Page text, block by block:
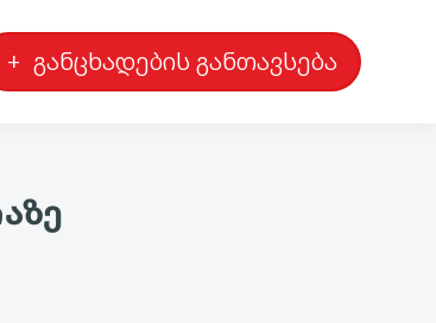
+ განცხადების განთავსება